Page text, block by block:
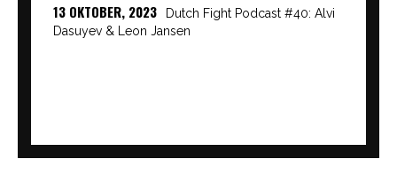
13 OKTOBER, 2023
Dutch Fight Podcast #40: Alvi
Dasuyev & Leon Jansen